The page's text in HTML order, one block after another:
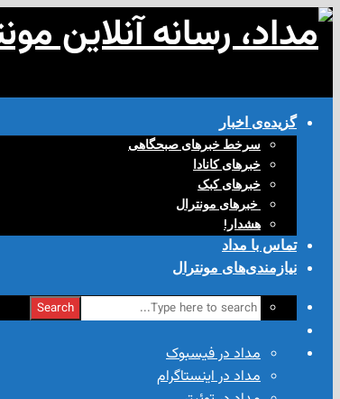
گزیده‌ی‌ اخبار
سرخط خبرهای صبحگاهی
خبرهای کانادا
خبرهای کبک
‌ خبرهای مونترال
هشدار!
تماس با مداد
نیازمندی‌های مونترال
Search
مداد در فیسبوک
مداد در اینستاگرام